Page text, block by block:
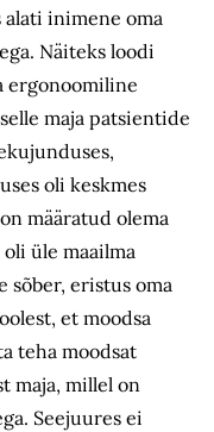
inimene oma
Näiteks loodi
ergonoomiline
maja patsientide
oli keskmes
määratud olema
üle maailma
sõber, eristus oma
et moodsa
teha moodsat
maja, millel on
Seejuures ei